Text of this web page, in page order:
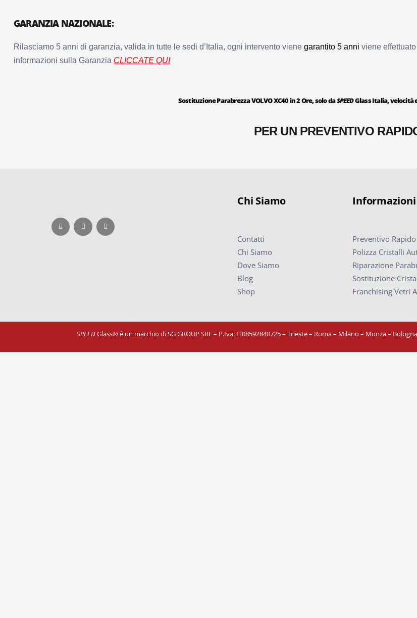
GARANZIA NAZIONALE:
Rilasciamo 5 anni di garanzia, valida in tutte le sedi d’Italia, ogni intervento viene garantito 5 anni viene
informazioni sulla Garanzia CLICCATE QUI
Sostituzione Parabrezza VOLVO XC40 in 2 Ore, solo daSPEEDGlass Italia, velocità
PER UN PREVENTIVO
Chi Siamo
Contatti
Chi Siamo
Dove Siamo
Blog
Shop
Preventivo Rapido
Polizza Cristalli
Riparazione
Sostituzione
Franchising Vetri
SPEEDGlass® è un marchio di SG GROUP SRL – P.Iva: IT08592840725– Trieste – Roma – Milano – Monza –